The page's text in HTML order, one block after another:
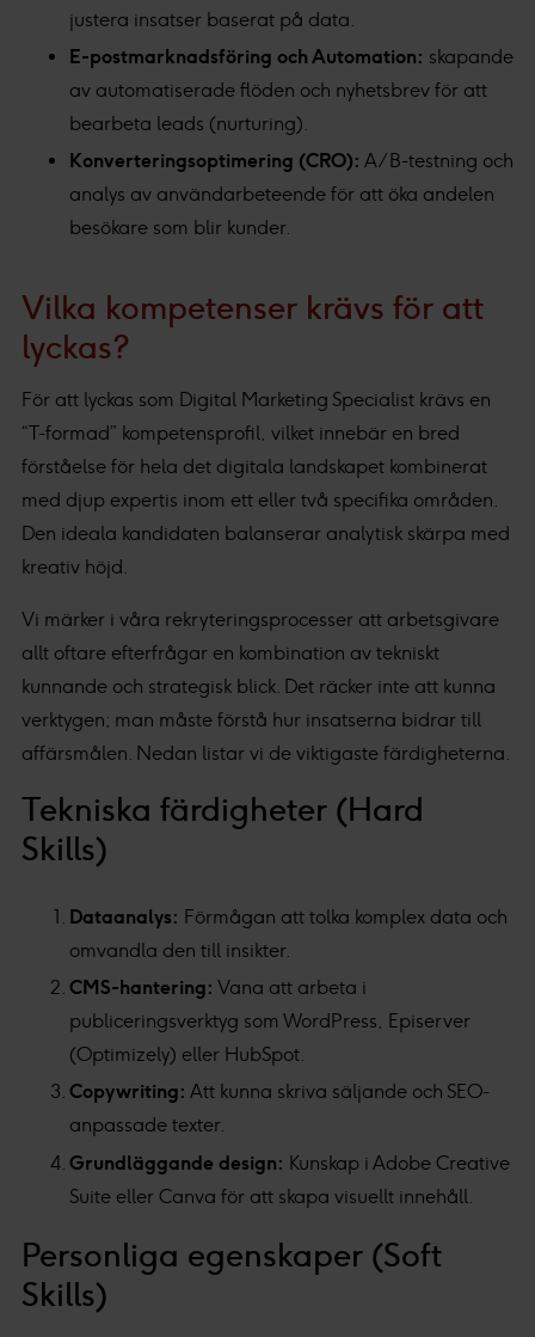
justera insatser baserat på data.
E-postmarknadsföring och Automation: skapande
av automatiserade flöden och nyhetsbrev för att
bearbeta leads (nurturing).
Konverteringsoptimering (CRO): A/B-testning och
analys av användarbeteende för att öka andelen
besökare som blir kunder.
Vilka kompetenser krävs för att
lyckas?
För att lyckas som Digital Marketing Specialist krävs en
“T-formad” kompetensprofil, vilket innebär en bred
förståelse för hela det digitala landskapet kombinerat
med djup expertis inom ett eller två specifika områden.
Den ideala kandidaten balanserar analytisk skärpa med
kreativ höjd.
Vi märker i våra rekryteringsprocesser att arbetsgivare
allt oftare efterfrågar en kombination av tekniskt
kunnande och strategisk blick. Det räcker inte att kunna
verktygen; man måste förstå hur insatserna bidrar till
affärsmålen. Nedan listar vi de viktigaste färdigheterna.
Tekniska färdigheter (Hard
Skills)
Dataanalys: Förmågan att tolka komplex data och
omvandla den till insikter.
CMS-hantering: Vana att arbeta i
publiceringsverktyg som WordPress, Episerver
(Optimizely) eller HubSpot.
Copywriting: Att kunna skriva säljande och SEO-
anpassade texter.
Grundläggande design: Kunskap i Adobe Creative
Suite eller Canva för att skapa visuellt innehåll.
Personliga egenskaper (Soft
Skills)